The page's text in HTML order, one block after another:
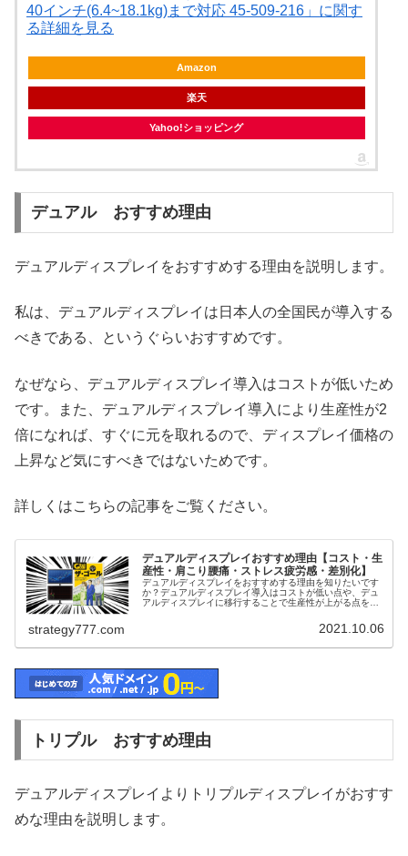
40インチ(6.4~18.1kg)まで対応 45-509-216」に関す
る詳細を見る
Amazon
楽天
Yahoo!ショッピング
デュアル おすすめ理由
デュアルディスプレイをおすすめする理由を説明します。
私は、デュアルディスプレイは日本人の全国民が導入する
べきである、というぐらいおすすめです。
なぜなら、デュアルディスプレイ導入はコストが低いため
です。また、デュアルディスプレイ導入により生産性が2
倍になれば、すぐに元を取れるので、ディスプレイ価格の
上昇など気にすべきではないためです。
詳しくはこちらの記事をご覧ください。
デュアルディスプレイおすすめ理由【コスト・生
産性・肩こり腰痛・ストレス疲労感・差別化】
デュアルディスプレイをおすすめする理由を知りたいです
か？デュアルディスプレイ導入はコストが低い点や、デュ
アルディスプレイに移行することで生産性が上がる点を踏
strategy777.com 2021.10.06
トリプル おすすめ理由
デュアルディスプレイよりトリプルディスプレイがおすす
めな理由を説明します。